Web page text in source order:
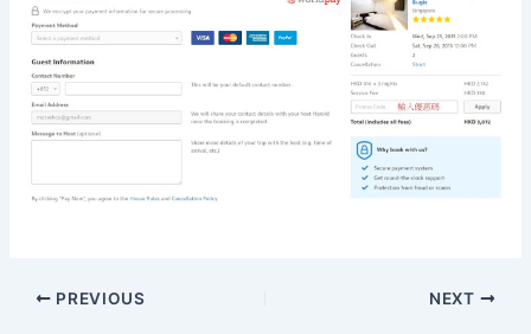
PREVIOUS NEXT